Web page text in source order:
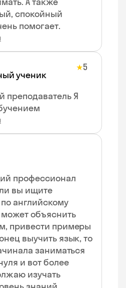
спокойный
помогает.
ученик
★5
преподаватель Я
профессионал
вы ищите
английскому
объяснить
привести примеры
выучить язык, то
заниматься
и вот более
изучать